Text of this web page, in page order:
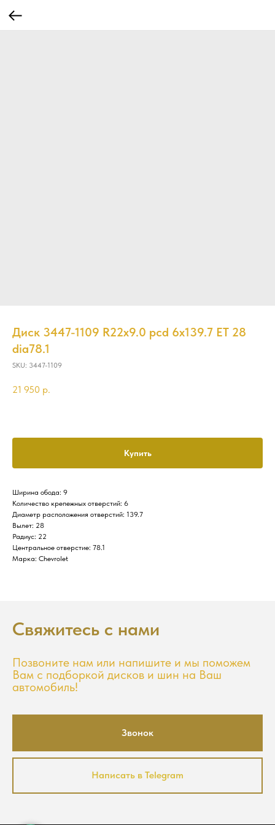
Диск 3447-1109 R22x9.0 pcd 6x139.7 ET 28
dia78.1
SKU: 3447-1109
21 950 р.
Купить
Ширина обода: 9
Количество крепежных отверстий: 6
Диаметр расположения отверстий: 139.7
Вылет: 28
Радиус: 22
Центральное отверстие: 78.1
Марка: Chevrolet
Свяжитесь с нами
Позвоните нам или напишите и мы поможем
Вам с подборкой дисков и шин на Ваш
автомобиль!
Звонок
Написать в Telegram